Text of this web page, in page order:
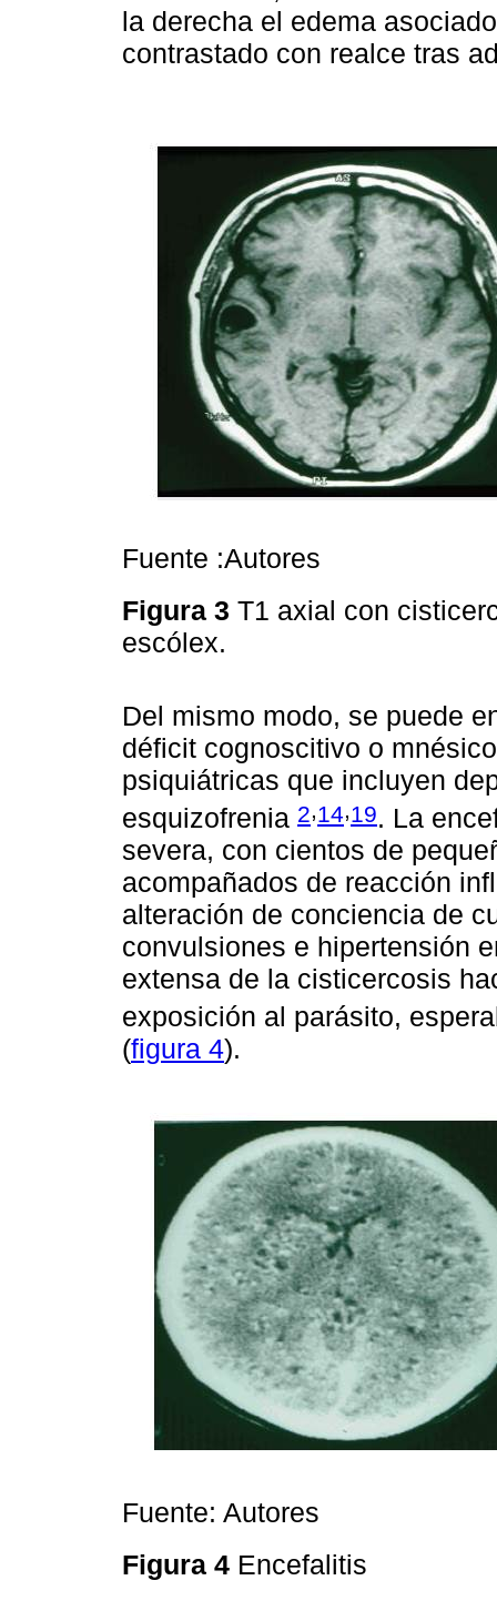
la derecha el edema
contrastado con realce tras
Fuente :Autores
Figura 3 T1 axial con
escólex.
Del mismo modo, se puede
déficit cognoscitivo o
psiquiátricas que incluyen
esquizofrenia 2,14,19. La
severa, con cientos de
acompañados de reacción
alteración de conciencia de
convulsiones e hipertensión
extensa de la cisticercosis
exposición al parásito,
(figura 4).
Fuente: Autores
Figura 4 Encefalitis